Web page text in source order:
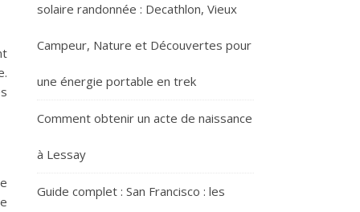
solaire randonnée : Decathlon, Vieux
Campeur, Nature et Découvertes pour
une énergie portable en trek
Comment obtenir un acte de naissance
à Lessay
Guide complet : San Francisco : les